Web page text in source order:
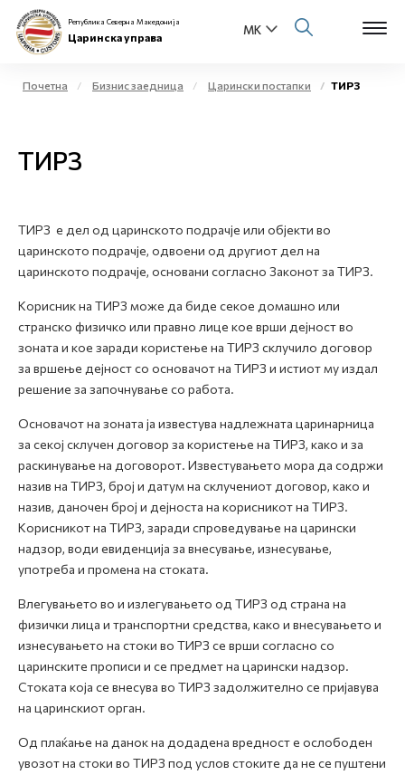
Бизнис заедница
Е-Царина
Медиа центар
Република Северна Македонија
Царинска управа
Почетна Бизнис заедница Царински постапки ТИРЗ
ТИРЗ
ТИРЗ е дел од царинското подрачје или објекти во
царинското подрачје, одвоени од другиот дел на
царинското подрачје, основани согласно Законот за ТИРЗ.
Корисник на ТИРЗ може да биде секое домашно или
странско физичко или правно лице кое врши дејност во
зоната и кое заради користење на ТИРЗ склучило договор
за вршење дејност со основачот на ТИРЗ и истиот му издал
решение за започнување со работа.
Основачот на зоната ја известува надлежната царинарница
за секој склучен договор за користење на ТИРЗ, како и за
раскинување на договорот. Известувањето мора да содржи
назив на ТИРЗ, број и датум на склучениот договор, како и
назив, даночен број и дејноста на корисникот на ТИРЗ.
Корисникот на ТИРЗ, заради спроведување на царински
надзор, води евиденција за внесување, изнесување,
употреба и промена на стоката.
Влегувањето во и излегувањето од ТИРЗ од страна на
физички лица и транспортни средства, како и внесувањето и
изнесувањето на стоки во ТИРЗ се врши согласно со
царинските прописи и се предмет на царински надзор.
Стоката која се внесува во ТИРЗ задолжително се пријавува
на царинскиот орган.
Од плаќање на данок на додадена вредност е ослободен
увозот на стоки во ТИРЗ под услов стоките да не се пуштени